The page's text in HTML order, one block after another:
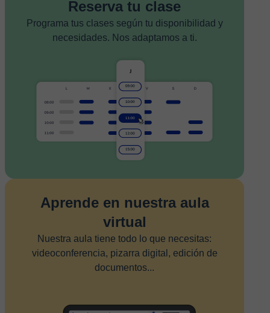
Reserva tu clase
Programa tus clases según tu disponibilidad y
necesidades. Nos adaptamos a ti.
Aprende en nuestra aula
virtual
Nuestra aula tiene todo lo que necesitas:
videoconferencia, pizarra digital, edición de
documentos...